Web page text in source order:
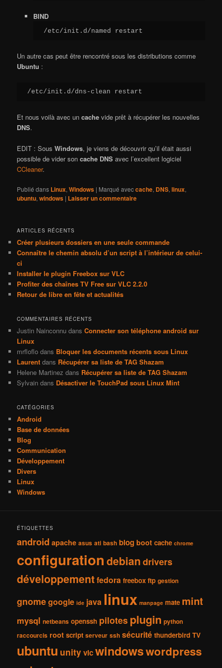
BIND
/etc/init.d/named restart
Un autre cas peut être rencontré sous les distributions comme
Ubuntu :
/etc/init.d/dns-clean restart
Et nous voilà avec uncache vide prêt à récupérer les nouvelles
DNS.
EDIT : SousWindows, je viens de découvrir qu’il était aussi
possible de vider soncache DNS avec l’excellent logiciel
CCleaner.
Publié dans Linux,Windows | Marqué aveccache, DNS,linux,
ubuntu,windows | Laisser un commentaire
ARTICLES RÉCENTS
Créer plusieurs dossiers en une seule commande
Connaître le chemin absolu d’un script à l’intérieur de celui-
ci
Installer le plugin Freebox sur VLC
Profiter des chaînes TV Free sur VLC 2.2.0
Retour de libre en fête et actualités
COMMENTAIRES RÉCENTS
Justin Nainconnu dansConnecter son téléphone android sur
Linux
mrfloflo dans Bloquer les documents récents sous Linux
Laurent dans Récupérer sa liste de TAG Shazam
Helene Martinez dans Récupérer sa liste de TAG Shazam
Sylvain dans Désactiver le TouchPad sous Linux Mint
CATÉGORIES
Android
Base de données
Blog
Communication
Développement
Divers
Linux
Windows
ÉTIQUETTES
android apache asus ati bash blog boot cache chrome
configurationdebiandrivers
développementfedora freebox ftp gestion
gnomegoogle ide java linux manpage mate mint
mysql netbeans openssh pilotesplugin python
raccourcis root script serveur ssh sécurité thunderbird TV
ubuntu unityvlcwindowswordpress